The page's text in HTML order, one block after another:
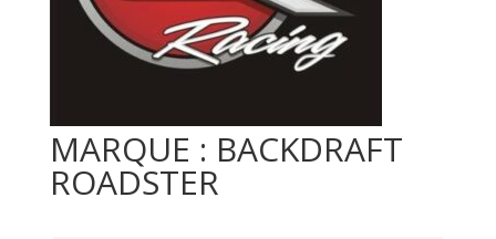
MARQUE : BACKDRAFT
ROADSTER